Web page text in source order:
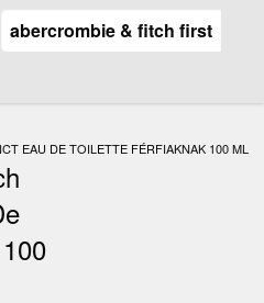
EAU DE TOILETTE FÉRFIAKNAK 100 ML